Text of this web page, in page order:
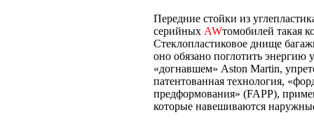
Передние стойки из
серийных AWтомобилей такая
Стеклопластиковое днище
оно обязано поглотить энергию
«догнавшем» Aston Martin,
патентованная технология,
предформования» (FAPP),
которые навешиваются